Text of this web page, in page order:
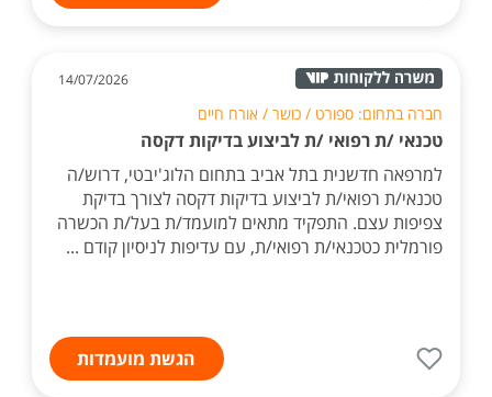
14/07/2026
חברה בתחום: ספורט / כושר / אורח חיים
טכנאי /ת רפואי /ת לביצוע בדיקות דקסה
למרפאה חדשנית בתל אביב בתחום הלוג'יבטי, דרוש/ה
טכנאי/ת רפואי/ת לביצוע בדיקות דקסה לצורך בדיקת
צפיפות עצם. התפקיד מתאים למועמד/ת בעל/ת הכשרה
פורמלית כטכנאי/ת רפואי/ת, עם עדיפות לניסיון קודם ...
הגשת מועמדות